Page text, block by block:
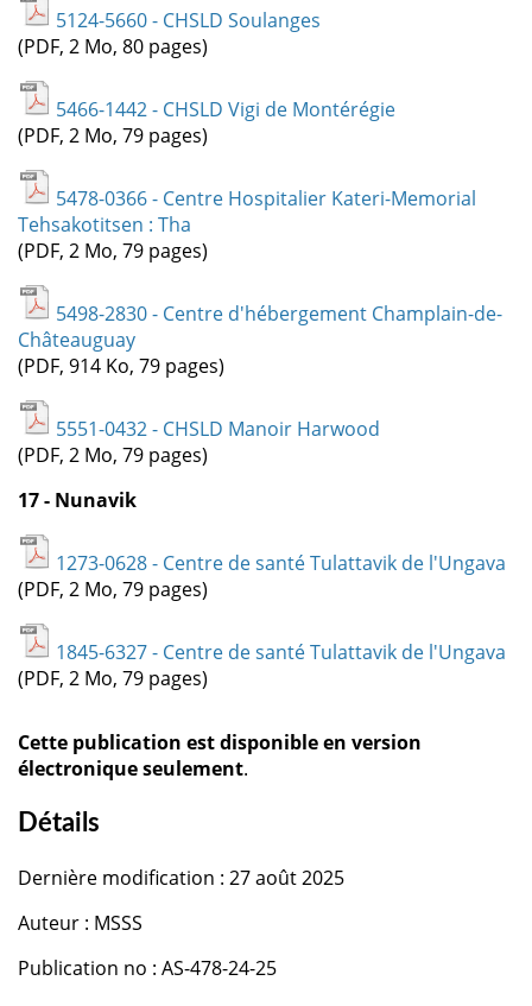
5124-5660 - CHSLD Soulanges
(PDF, 2 Mo, 80 pages)
5466-1442 - CHSLD Vigi de Montérégie
(PDF, 2 Mo, 79 pages)
5478-0366 - Centre Hospitalier Kateri-Memorial
Tehsakotitsen : Tha
(PDF, 2 Mo, 79 pages)
5498-2830 - Centre d'hébergement Champlain-de-
Châteauguay
(PDF, 914 Ko, 79 pages)
5551-0432 - CHSLD Manoir Harwood
(PDF, 2 Mo, 79 pages)
17 - Nunavik
1273-0628 - Centre de santé Tulattavik de l'Ungava
(PDF, 2 Mo, 79 pages)
1845-6327 - Centre de santé Tulattavik de l'Ungava
(PDF, 2 Mo, 79 pages)
Cette publication est disponible en version
électronique seulement.
Détails
Dernière modification : 27 août 2025
Auteur : MSSS
Publication no : AS-478-24-25